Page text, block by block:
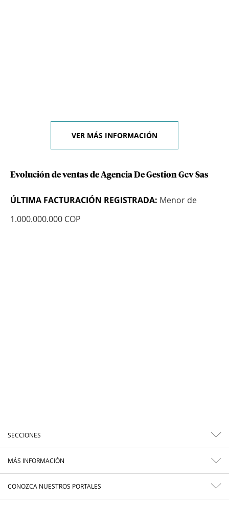
VER MÁS INFORMACIÓN
Evolución de ventas de Agencia De Gestion Gcv Sas
ÚLTIMA FACTURACIÓN REGISTRADA: Menor de
1.000.000.000 COP
SECCIONES
MÁS INFORMACIÓN
CONOZCA NUESTROS PORTALES